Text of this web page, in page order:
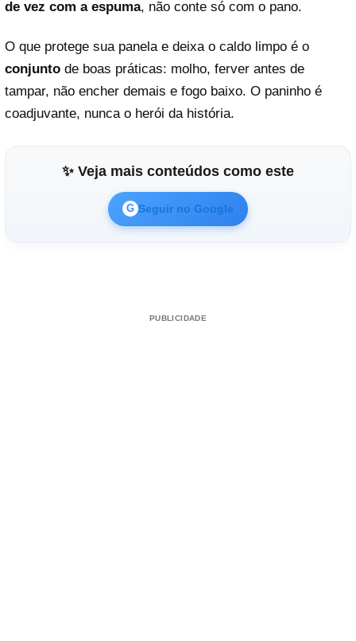
de vez com a espuma, não conte só com o pano.
O que protege sua panela e deixa o caldo limpo é o
conjunto de boas práticas: molho, ferver antes de
tampar, não encher demais e fogo baixo. O paninho é
coadjuvante, nunca o herói da história.
✨ Veja mais conteúdos como este
G Seguir no Google
PUBLICIDADE